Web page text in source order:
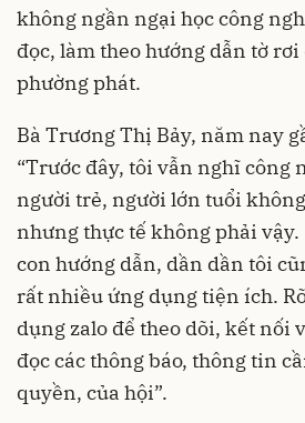
không ngần ngại học công
đọc, làm theo hướng dẫn tờ
phường phát.
Bà Trương Thị Bảy, năm nay
“Trước đây, tôi vẫn nghĩ công
người trẻ, người lớn tuổi
nhưng thực tế không phải
con hướng dẫn, dần dần tôi
rất nhiều ứng dụng tiện ích.
dụng zalo để theo dõi, kết nối
đọc các thông báo, thông tin
quyền, của hội”.